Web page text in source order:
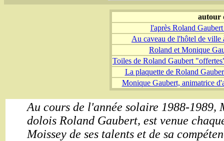
autour
l'après Roland
Au caveau de l'hôtel de
Roland et Monique
Toiles de Roland Gaubert
La plaquette de Roland
Monique Gaubert, animatrice
Au cours de l'année solaire 1988-1989,
dolois Roland Gaubert, est venue
Moissey de ses talents et de sa